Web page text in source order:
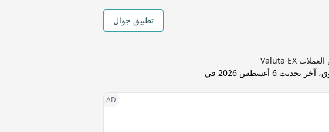
تطبيق جوال
آخر تحديث
6 أغسطس 2026 في